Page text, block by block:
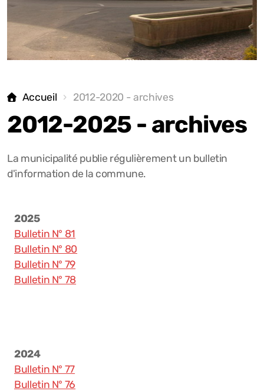
Accueil 2012-2020 - archives
2012-2025 - archives
La municipalité publie régulièrement un bulletin
d'information de la commune.
2025
Bulletin N° 81
Bulletin N° 80
Bulletin N° 79
Bulletin N° 78
2024
Bulletin N° 77
Bulletin N° 76
Transports
Eaux
Compteurs d'eau
Le Pique-Raisinet
Galeries photos
Démarches administratives
Municipalité
Conseil général